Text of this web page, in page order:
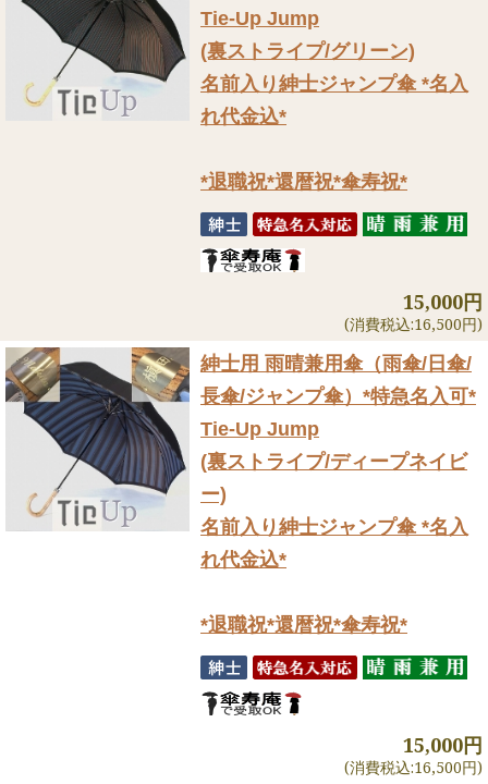
Tie-Up Jump
(裏ストライプ/グリーン)
名前入り紳士ジャンプ傘 *名入
れ代金込*
*退職祝*還暦祝*傘寿祝*
15,000円
(消費税込:16,500円)
紳士用 雨晴兼用傘（雨傘/日傘/
長傘/ジャンプ傘） *特急名入可*
Tie-Up Jump
(裏ストライプ/ディープネイビ
ー)
名前入り紳士ジャンプ傘 *名入
れ代金込*
*退職祝*還暦祝*傘寿祝*
15,000円
(消費税込:16,500円)